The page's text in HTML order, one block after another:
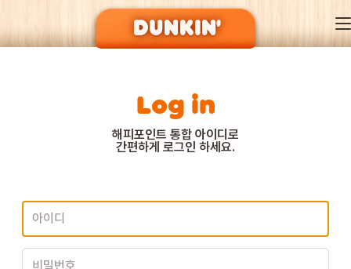
DUNKIN’ OF SEASON
MENU
Log in
해피포인트 통합 아이디로
간편하게 로그인 하세요.